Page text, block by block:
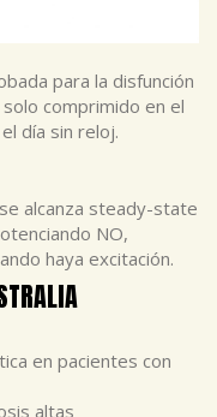
para la disfunción
comprimido en el
día sin reloj.
alcanza steady-state
NO,
haya excitación.
en pacientes con
altas